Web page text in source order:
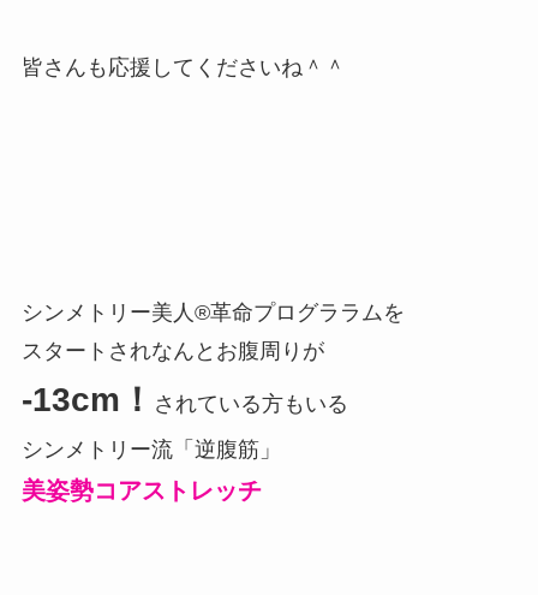
皆さんも応援してくださいね＾＾
シンメトリー美人®革命プログララムを
スタートされなんとお腹周りが
-13cm！
されている方もいる
シンメトリー流「逆腹筋」
美姿勢コアストレッチ